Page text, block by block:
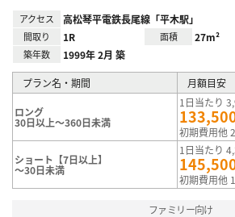
アクセス 高松琴平電鉄長尾線「平木駅」
間取り 1R 面積 27m²
築年数 1999年 2月 築
プラン名・期間 月額目安
ロング
30日以上～360日未満
1日当たり
初期費用他
ショート【7日以上】
～30日未満
1日当たり
初期費用他
ファミリー向け